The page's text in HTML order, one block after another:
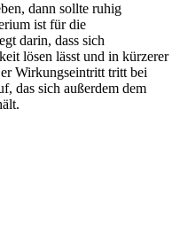
dann sollte ruhig
ist für die
darin, dass sich
lösen lässt und in kürzerer
Wirkungseintritt tritt bei
das sich außerdem dem